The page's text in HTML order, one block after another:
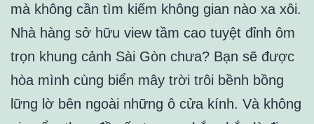
mà không cần tìm kiếm không gian nào xa xôi.
Nhà hàng sở hữu view tầm cao tuyệt đỉnh ôm
trọn khung cảnh Sài Gòn chưa? Bạn sẽ được
hòa mình cùng biển mây trời trôi bềnh bồng
lững lờ bên ngoài những ô cửa kính. Và không